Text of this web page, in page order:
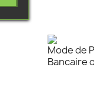
Mode de
Bancaire